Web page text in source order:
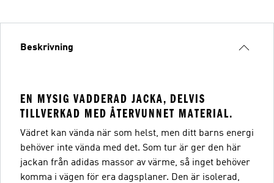
Beskrivning
EN MYSIG VADDERAD JACKA, DELVIS
TILLVERKAD MED ÅTERVUNNET MATERIAL.
Vädret kan vända när som helst, men ditt barns energi
behöver inte vända med det. Som tur är ger den här
jackan från adidas massor av värme, så inget behöver
komma i vägen för era dagsplaner. Den är isolerad,